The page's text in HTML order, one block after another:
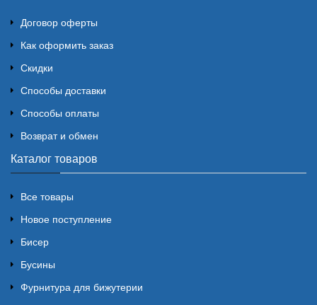
Договор оферты
Как оформить заказ
Скидки
Способы доставки
Способы оплаты
Возврат и обмен
Каталог товаров
Все товары
Новое поступление
Бисер
Бусины
Фурнитура для бижутерии